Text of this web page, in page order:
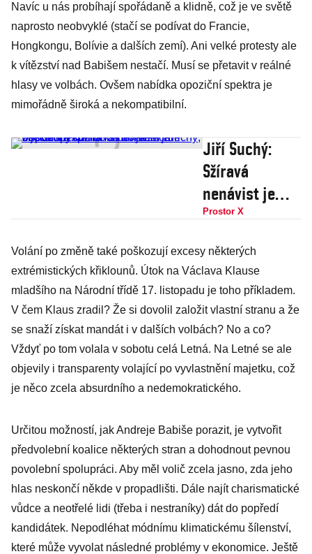
Navíc u nás probíhají spořádaně a klidně, což je ve světě
naprosto neobvyklé (stačí se podívat do Francie,
Hongkongu, Bolívie a dalších zemí). Ani velké protesty ale
k vítězství nad Babišem nestačí. Musí se přetavit v reálné
hlasy ve volbách. Ovšem nabídka opoziční spektra je
mimořádně široká a nekompatibilní.
Jiří Suchý:
Sžíravá
nenávist je
česká
donašečům
odpustil a
komunistům
jsem vděčný,
žije se mi líp
Prostor X
Volání po změně také poškozují excesy některých
extrémistických křiklounů. Útok na Václava Klause
mladšího na Národní třídě 17. listopadu je toho příkladem.
V čem Klaus zradil? Že si dovolil založit vlastní stranu a že
se snaží získat mandát i v dalších volbách? No a co?
Vždyť po tom volala v sobotu celá Letná. Na Letné se ale
objevily i transparenty volající po vyvlastnění majetku, což
je něco zcela absurdního a nedemokratického.
Určitou možností, jak Andreje Babiše porazit, je vytvořit
předvolební koalice některých stran a dohodnout pevnou
povolební spolupráci. Aby měl volič zcela jasno, zda jeho
hlas neskončí někde v propadlišti. Dále najít charismatické
vůdce a neotřelé lidi (třeba i nestraníky) dát do popředí
kandidátek. Nepodléhat módnímu klimatickému šílenství,
které může vyvolat následné problémy v ekonomice. Ještě